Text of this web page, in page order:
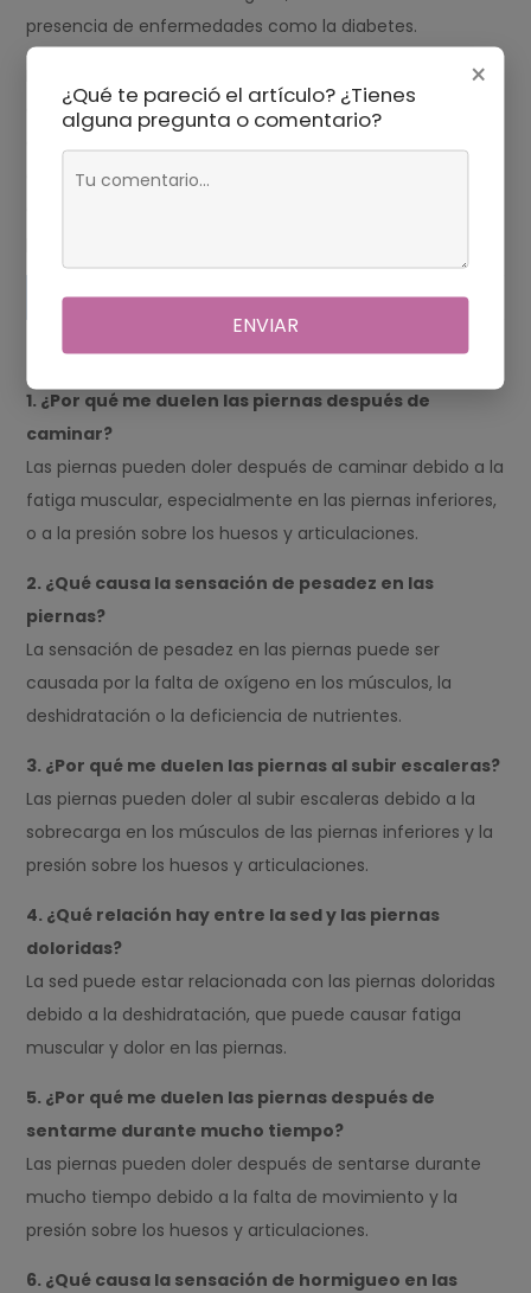
presencia de enfermedades como la diabetes.
debido a problemas de salud subyacentes, como la
casos, es importante consultar a un médico para
Preguntas sobre el tema
FAQ: Por qué me duelen las piernas
1. ¿Por qué me duelen las piernas después de
caminar?
Las piernas pueden doler después de caminar debido a la
fatiga muscular, especialmente en las piernas inferiores,
o a la presión sobre los huesos y articulaciones.
2. ¿Qué causa la sensación de pesadez en las
piernas?
La sensación de pesadez en las piernas puede ser
causada por la falta de oxígeno en los músculos, la
deshidratación o la deficiencia de nutrientes.
3. ¿Por qué me duelen las piernas al subir escaleras?
Las piernas pueden doler al subir escaleras debido a la
sobrecarga en los músculos de las piernas inferiores y la
presión sobre los huesos y articulaciones.
4. ¿Qué relación hay entre la sed y las piernas
doloridas?
La sed puede estar relacionada con las piernas doloridas
debido a la deshidratación, que puede causar fatiga
muscular y dolor en las piernas.
5. ¿Por qué me duelen las piernas después de
sentarme durante mucho tiempo?
Las piernas pueden doler después de sentarse durante
mucho tiempo debido a la falta de movimiento y la
presión sobre los huesos y articulaciones.
6. ¿Qué causa la sensación de hormigueo en las
×
¿Qué te pareció el artículo? ¿Tienes
alguna pregunta o comentario?
ENVIAR